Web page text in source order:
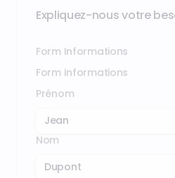
Expliquez-nous votre
Form Informations
Form Informations
Prénom
Nom